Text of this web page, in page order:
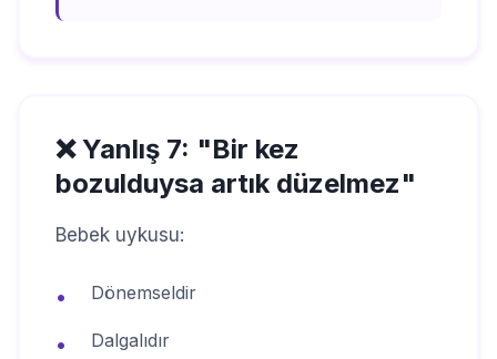
❌ Yanlış 7: "Bir kez
bozulduysa artık düzelmez"
Bebek uykusu:
• Dönemseldir
• Dalgalıdır